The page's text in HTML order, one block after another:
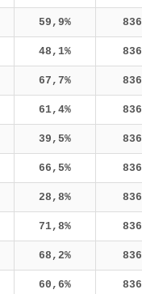
59,9% 836
48,1% 836
67,7% 836
61,4% 836
39,5% 836
66,5% 836
28,8% 836
71,8% 836
68,2% 836
60,6% 836